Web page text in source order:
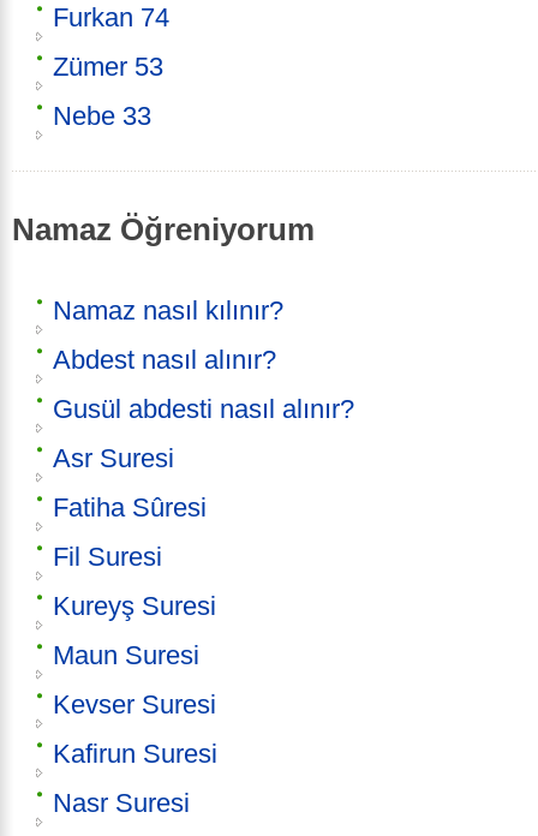
Furkan 74
Zümer 53
Nebe 33
Namaz Öğreniyorum
Namaz nasıl kılınır?
Abdest nasıl alınır?
Gusül abdesti nasıl alınır?
Asr Suresi
Fatiha Sûresi
Fil Suresi
Kureyş Suresi
Maun Suresi
Kevser Suresi
Kafirun Suresi
Nasr Suresi